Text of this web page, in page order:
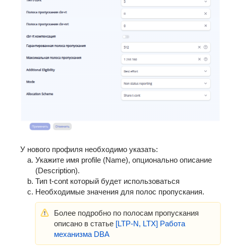
У нового профиля необходимо указать:
Укажите имя profile (Name), опционально описание
(Description).
Тип t-cont который будет использоваться
Необходимые значения для полос пропускания.
Более подробно по полосам пропускания
описано в статье [LTP-N, LTX] Работа
механизма DBA